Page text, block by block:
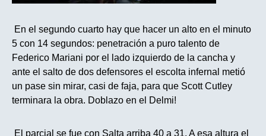
En el segundo cuarto hay que hacer un alto en el minuto
5 con 14 segundos: penetración a puro talento de
Federico Mariani por el lado izquierdo de la cancha y
ante el salto de dos defensores el escolta infernal metió
un pase sin mirar, casi de faja, para que Scott Cutley
terminara la obra. Doblazo en el Delmi!
El parcial se fue con Salta arriba 40 a 31. A esa altura el